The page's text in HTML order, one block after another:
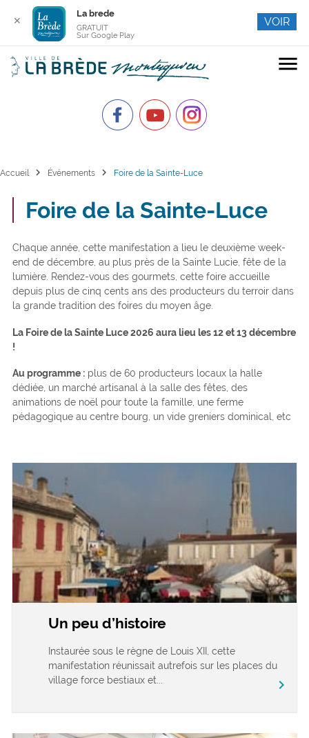
menu
Accueil chevron_right Événements chevron_right Foire de la Sainte-Luce
Foire de la Sainte-Luce
Chaque année, cette manifestation a lieu le deuxième week-
end de décembre, au plus près de la Sainte Lucie, fête de la
lumière. Rendez-vous des gourmets, cette foire accueille
depuis plus de cinq cents ans des producteurs du terroir dans
la grande tradition des foires du moyen âge.
La Foire de la Sainte Luce 2026 aura lieu les 12 et 13 décembre
!
Au programme :plus de 60 producteurs locaux la halle
dédiée, un marché artisanal à la salle des fêtes, des
animations de noël pour toute la famille, une ferme
pédagogique au centre bourg, un vide greniers dominical, etc
Un peu d’histoire
Instaurée sous le règne de Louis XII, cette
manifestation réunissait autrefois sur les places du
village force bestiaux et...
chevron_right
✕
La brede
GRATUIT
Sur Google Play
VOIR